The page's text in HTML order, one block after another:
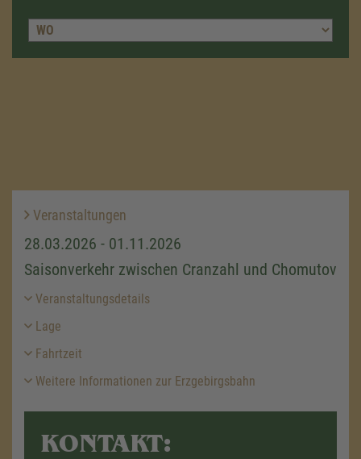
Veranstaltungen
28.03.2026 - 01.11.2026
Saisonverkehr zwischen Cranzahl und Chomutov
Veranstaltungsdetails
Lage
Fahrtzeit
Weitere Informationen zur Erzgebirgsbahn
KONTAKT: